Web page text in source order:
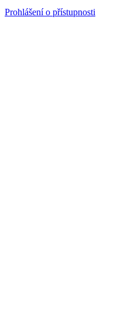
Prohlášení o přístupnosti